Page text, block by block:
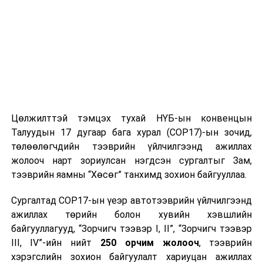
орчим, Завхан голын эх, Тэрэлж голын хөндийгөөр
шөнөдөө 5-10 хэм, өдөртөө 17-22 хэм, говийн бүс
нутгаар шөнөдөө 18-23 хэм, өдөртөө 31-36 хэм,
бусад нутгаар шөнөдөө 11-16 хэм, өдөртөө 22-27
хэм дулаан байна. 25, 26-нд нутгийн зүүн хагаст
ЦАГ УУР, ОРЧНЫ ШИНЖИЛГЭЭНИЙ ГАЗАР
УРЬДЧИЛАН МЭДЭЭЛЭХ ХЭЛТЭС
Цөлжилттэй тэмцэх тухай НҮБ-ын конвенцын
Талуудын 17 дугаар бага хурал (COP17)-ын зочид,
төлөөлөгчдийн тээврийн үйлчилгээнд ажиллах
жолооч нарт зориулсан нэгдсэн сургалтыг Зам,
тээврийн яамны “Хөсөг” танхимд зохион байгууллаа.
Сургалтад COP17-ын үеэр автотээврийн үйлчилгээнд
ажиллах төрийн болон хувийн хэвшлийн
байгууллагууд, “Зорчигч тээвэр I, II”, “Зорчигч тээвэр
III, IV”-ийн нийт 250 орчим жолооч, тээврийн
хэрэгслийн зохион байгуулалт хариуцан ажиллах